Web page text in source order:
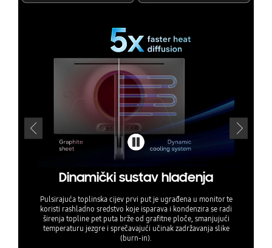
Dinamički sustav hlađenja
Pulsirajuća toplinska cijev prvi put je ugrađena u monitor te
koristi rashladno sredstvo koje isparava i kondenzira se radi
širenja topline pet puta brže od grafitne ploče, smanjujući
temperaturu jezgre i sprečavajući učinak zadržavanja slike
(burn-in).